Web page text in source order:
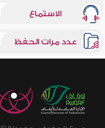
الاستماع
عدد مرات الحفظ